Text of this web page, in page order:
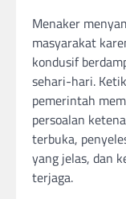
Menaker
masyarakat
kondusif
sehari-hari.
pemerintah
persoalan
terbuka,
yang jelas, dan
terjaga.